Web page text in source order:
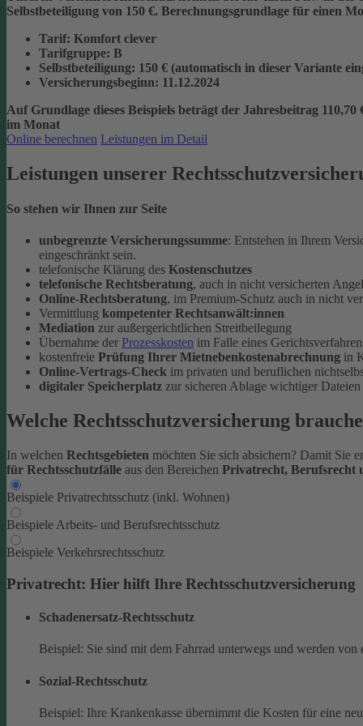
Selbstbeteiligung von 150 €. Berechnungsgrundlage für einen
Tarif: Komfort clever
Tarifgruppe: B
Selbstbeteiligung: 150 € (automatisch in dieser Variante
Versicherungsbeginn: 11.12.2024
Auf Grundlage dieses Beispiels beträgt der Jahresbeitrag 110,70
im Monat
Online berechnen Leistungen im Detail
Leistungen unserer
So stehen wir Ihnen zur Seite
unbegrenzte Versicherungssumme: Entstehen in Ihrem
eingeschränkt sein.
telefonische Klärung des Kostenschutzes
telefonische Rechtsberatung, auch in nicht versicherten
Online-Rechtsberatung, im Premium-Schutz auch in nicht
Vermittlung kompetenter Rechtsanwält:innen
Mediation zur außergerichtlichen Streitbeilegung
Übernahme der Prozesskosten im Falle eines
kostenfreie Prüfung Ihrer Mietnebenkostenabrechnung in
Online-Vertrags-Check im privaten und beruflichen
digitaler Speicherplatz zur sicheren Ablage wichtiger
Welche Rechtsschutzversicherung
In welchen Rechtsgebieten möchten Sie sich absichern? Damit Sie
für Rechtsschutzfälle aus den Bereichen Privatrecht, Berufsrecht
Beispiele Privatrechtsschutz (inkl. Wohnen)
Beispiele Arbeits- und Berufsrechtsschutz
Beispiele Verkehrsrechtsschutz
Privatrecht: Hier hilft Ihre Rechtsschutzversicherung
Schadenersatz-Rechtsschutz
Beispiel: Sie sind mit dem Fahrrad unterwegs und werden
Sozial-Rechtsschutz
Beispiel: Ihre Krankenkasse übernimmt die Kosten für eine